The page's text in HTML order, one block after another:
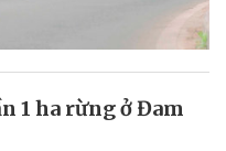
1 ha rừng ở Đam